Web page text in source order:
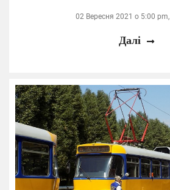
02 Вересня 2021 о 5:00 pm,
Далі